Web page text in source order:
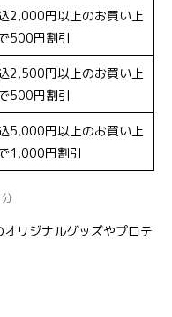
2,000円以上のお買い上
500円割引
2,500円以上のお買い上
500円割引
5,000円以上のお買い上
1,000円割引
リジナルグッズやプロテ